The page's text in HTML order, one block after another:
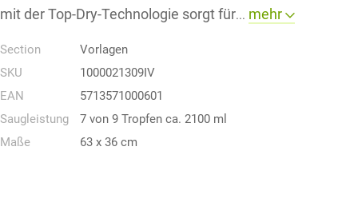
mit der Top-Dry-Technologie sorgt für... mehr
Section
Vorlagen
SKU
1000021309IV
EAN
5713571000601
Saugleistung
7 von 9 Tropfen ca. 2100 ml
Maße
63 x 36 cm